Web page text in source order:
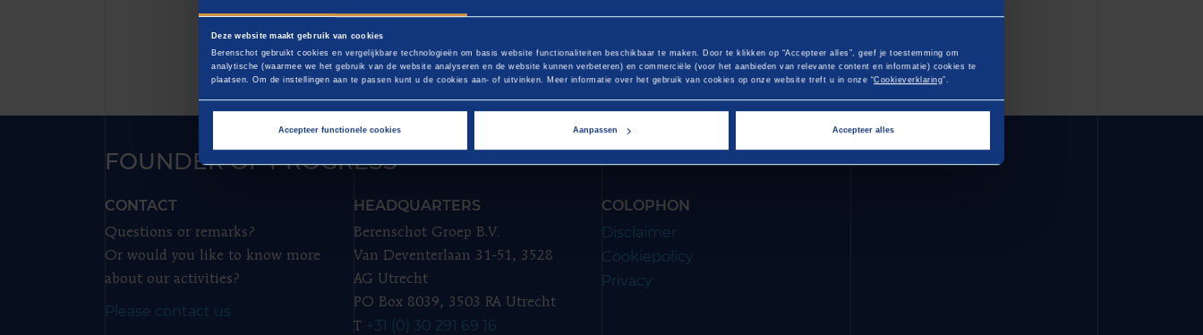
Deze website maakt gebruik van cookies
Berenschot gebruikt cookies en vergelijkbare technologieën om basis website functionaliteiten beschikbaar te maken. Door te klikken op “Accepteer alles”, geef je toestemming om
analytische (waarmee we het gebruik van de website analyseren en de website kunnen verbeteren) en commerciële (voor het aanbieden van relevante content en informatie) cookies te
plaatsen. Om de instellingen aan te passen kunt u de cookies aan- of uitvinken. Meer informatie over het gebruik van cookies op onze website treft u in onze “Cookieverklaring”.
Accepteer functionele cookies Aanpassen Accepteer alles
FOUNDER OF PROGRESS
CONTACT
Questions or remarks?
Or would you like to know more
about our activities?
Please contact us
HEADQUARTERS
Berenschot Groep B.V.
Van Deventerlaan 31-51, 3528
AG Utrecht
PO Box 8039, 3503 RA Utrecht
T +31 (0) 30 291 69 16
COLOPHON
Disclaimer
Cookiepolicy
Privacy